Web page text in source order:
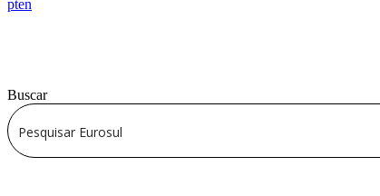
pten
Buscar